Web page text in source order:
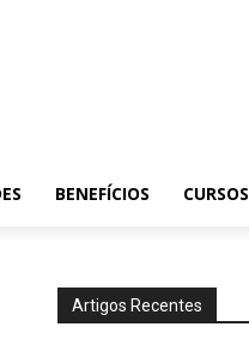
BENEFÍCIOS CURSOS
Artigos Recentes